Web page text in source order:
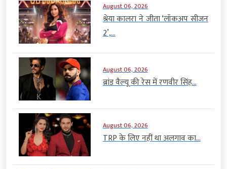
August 06, 2026
श्रेया कालरा ने जीता ‘लॉकअप सीजन
2’,...
August 06, 2026
ब्रांड वैल्यू की रेस में रणवीर सिंह...
August 06, 2026
TRP के लिए नहीं था अलगाव का...